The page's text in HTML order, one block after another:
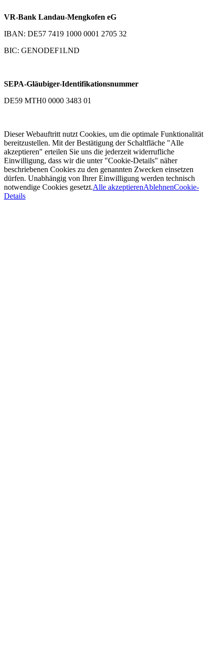
VR-Bank Landau-Mengkofen eG
IBAN: DE57 7419 1000 0001 2705 32
BIC: GENODEF1LND
SEPA-Gläubiger-Identifikationsnummer
DE59 MTH0 0000 3483 01
Dieser Webauftritt nutzt Cookies, um die optimale Funktionalität
bereitzustellen. Mit der Bestätigung der Schaltfläche "Alle
akzeptieren" erteilen Sie uns die jederzeit widerrufliche
Einwilligung, dass wir die unter "Cookie-Details" näher
beschriebenen Cookies zu den genannten Zwecken einsetzen
dürfen. Unabhängig von Ihrer Einwilligung werden technisch
notwendige Cookies gesetzt.Alle akzeptierenAblehnenCookie-
Details